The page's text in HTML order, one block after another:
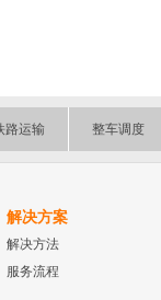
路运输 整车调度
解决方案
解决方法
服务流程